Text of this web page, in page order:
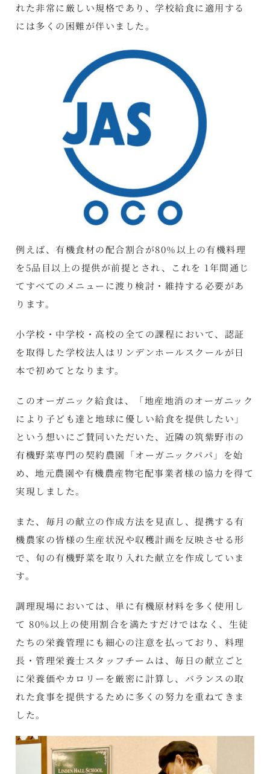
れた非常に厳しい規格であり、学校給食に適用する
には多くの困難が伴いました。
例えば、有機食材の配合割合が80％以上の有機料理
を5品目以上の提供が前提とされ、これを 1年間通じ
てすべてのメニューに渡り検討・維持する必要があ
ります。
小学校・中学校・高校の全ての課程において、認証
を取得した学校法人はリンデンホールスクールが日
本で初めてとなります。
このオーガニック給食は、「地産地消のオーガニック
により子ども達と地球に優しい給食を提供したい」
という想いにご賛同いただいた、近隣の筑紫野市の
有機野菜専門の契約農園「オーガニックパパ」を始
め、地元農園や有機農産物宅配事業者様の協力を得て
実現しました。
また、毎月の献立の作成方法を見直し、提携する有
機農家の皆様の生産状況や収穫計画を反映させる形
で、旬の有機野菜を取り入れた献立を作成していま
す。
調理現場においては、単に有機原材料を多く使用し
て 80%以上の使用割合を満たすだけではなく、生徒
たちの栄養管理にも細心の注意を払っており、料理
長・管理栄養士スタッフチームは、毎日の献立ごと
に栄養価やカロリーを厳密に計算し、バランスの取
れた食事を提供するために多くの努力を重ねてきま
した。